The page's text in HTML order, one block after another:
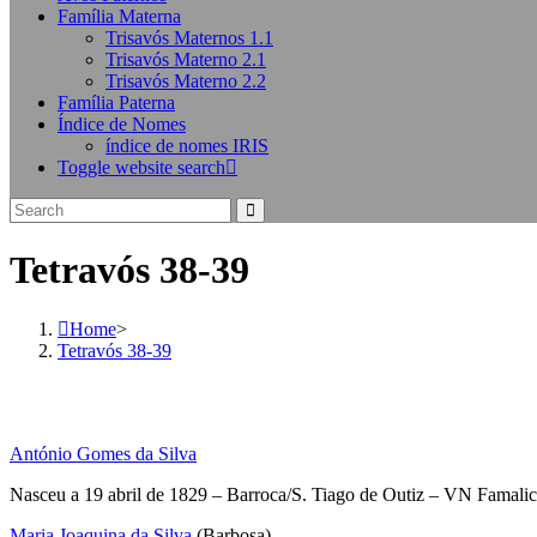
Família Materna
Trisavós Maternos 1.1
Trisavós Materno 2.1
Trisavós Materno 2.2
Família Paterna
Índice de Nomes
índice de nomes IRIS
Toggle website search
Tetravós 38-39
Home>
Tetravós 38-39
António Gomes da Silva
Nasceu a 19 abril de 1829 – Barroca/S. Tiago de Outiz – VN